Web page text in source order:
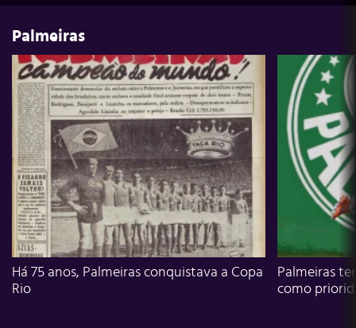
Palmeiras
Há 75 anos, Palmeiras conquistava a Copa
Rio
Palmeiras
como